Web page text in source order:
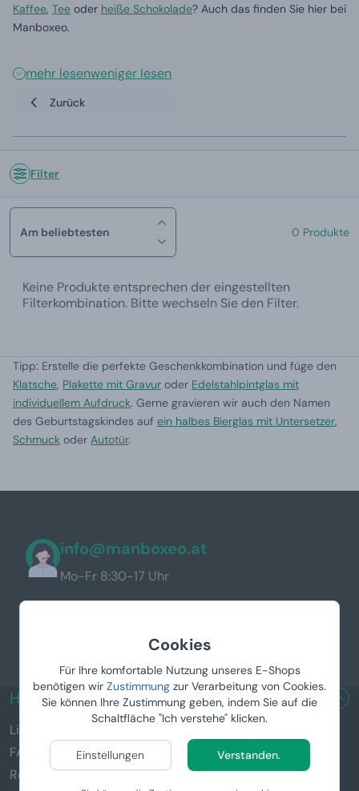
Cookies
Für Ihre komfortable Nutzung unseres E-Shops
benötigen wir Zustimmung zur Verarbeitung von Cookies.
Sie können Ihre Zustimmung geben, indem Sie auf die
Schaltfläche "Ich verstehe" klicken.
Einstellungen Verstanden.
Kaffee, Tee oder heiße Schokolade? Auch das finden Sie hier bei
Manboxeo.
mehr lesenweniger lesen
Zurück
Filter
Am beliebtesten 0 Produkte
Keine Produkte entsprechen der eingestellten
Filterkombination. Bitte wechseln Sie den Filter.
Tipp: Erstelle die perfekte Geschenkkombination und füge den
Klatsche, Plakette mit Gravur oder Edelstahlpintglas mit
individuellem Aufdruck. Gerne gravieren wir auch den Namen
des Geburtstagskindes auf ein halbes Bierglas mit Untersetzer,
Schmuck oder Autotür.
info@manboxeo.at
Mo-Fr 8:30-17 Uhr
HILFREICHE LINKS
Lieferung & Zahlung
FAQ
Reklamation und Rückgabe von Waren